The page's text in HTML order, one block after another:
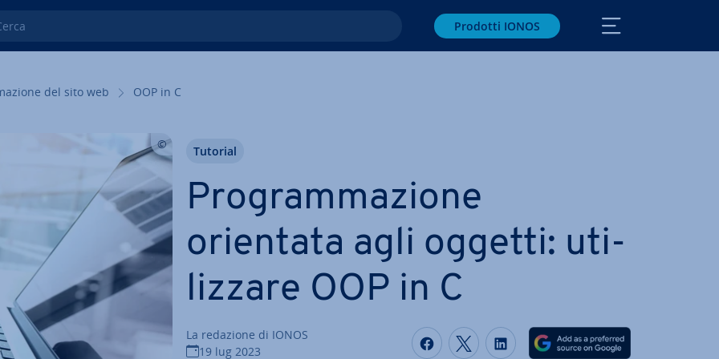
Prodotti IONOS
del sito web OOP in C
Pro­gram­ma­zio­ne
orientata agli oggetti: uti­
liz­za­re OOP in C
La redazione di IONOS
19 lug 2023
Condividi via Facebook
Condividi via Twitter
Condividi via LinkedIN
Tutorial